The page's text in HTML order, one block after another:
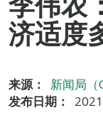
济适度
来源：
新闻局（
发布日期：